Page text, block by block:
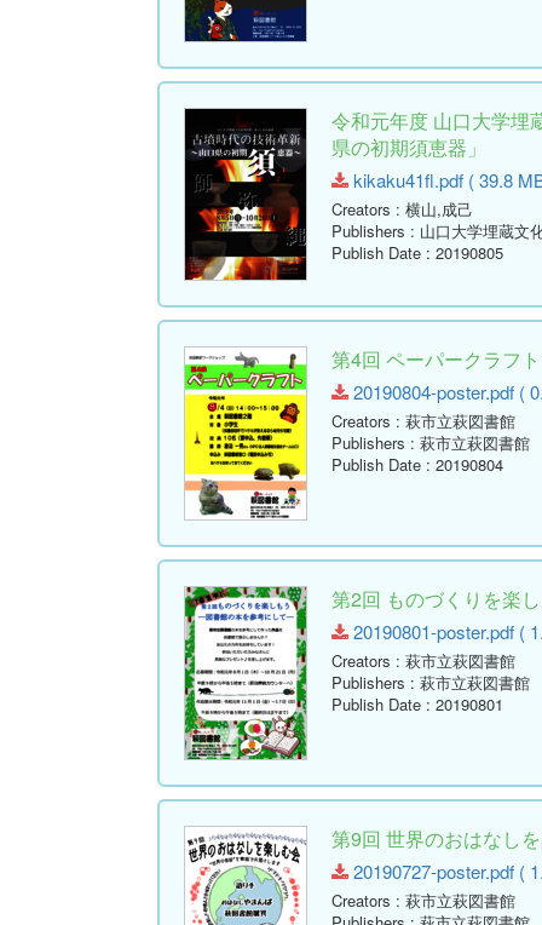
令和元年度 山口大学埋
県の初期須恵器」
kikaku41fl.pdf ( 39.8
Creators : 横山,成己
Publishers : 山口大学埋蔵文
Publish Date : 20190805
第4回 ペーパークラフ
20190804-poster.pdf (
Creators : 萩市立萩図書館
Publishers : 萩市立萩図書館
Publish Date : 20190804
第2回 ものづくりを楽
20190801-poster.pdf (
Creators : 萩市立萩図書館
Publishers : 萩市立萩図書館
Publish Date : 20190801
第9回 世界のおはなし
20190727-poster.pdf (
Creators : 萩市立萩図書館